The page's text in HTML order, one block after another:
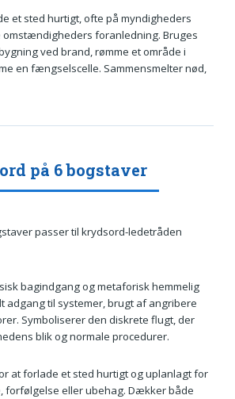
et sted hurtigt, ofte på myndigheders
foranledning. Bruges
ved brand, rømme et område i
en fængselscelle. Sammensmelter nød,
på 6 bogstaver
passer til krydsord-ledetråden
bagindgang og metaforisk hemmelig
adgang til systemer, brugt af angribere
Symboliserer den diskrete flugt, der
blik og normale procedurer.
at forlade et sted hurtigt og uplanlagt for
forfølgelse eller ubehag. Dækker både